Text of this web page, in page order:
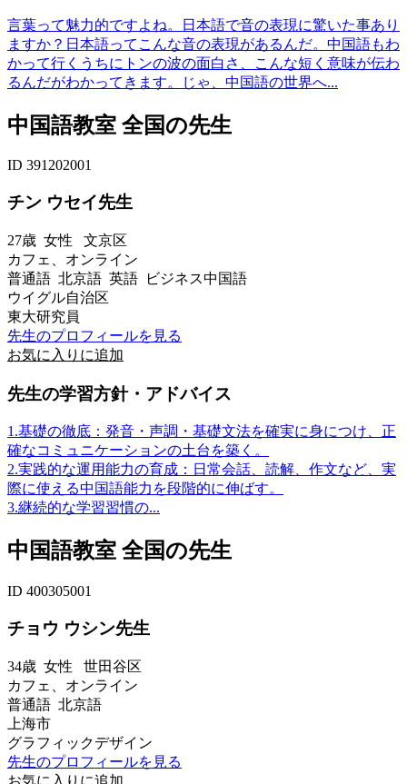
言葉って魅力的ですよね。日本語で音の表現に驚いた事あり
ますか？日本語ってこんな音の表現があるんだ。中国語もわ
かって行くうちにトンの波の面白さ、こんな短く意味が伝わ
るんだがわかってきます。じゃ、中国語の世界へ...
中国語教室 全国の先生
ID 391202001
チン ウセイ先生
27歳 女性 文京区
カフェ、オンライン
普通語 北京語 英語 ビジネス中国語
ウイグル自治区
東大研究員
先生のプロフィールを見る
お気に入りに追加
先生の学習方針・アドバイス
1.基礎の徹底：発音・声調・基礎文法を確実に身につけ、正
確なコミュニケーションの土台を築く。
2.実践的な運用能力の育成：日常会話、読解、作文など、実
際に使える中国語能力を段階的に伸ばす。
3.継続的な学習習慣の...
中国語教室 全国の先生
ID 400305001
チョウ ウシン先生
34歳 女性 世田谷区
カフェ、オンライン
普通語 北京語
上海市
グラフィックデザイン
先生のプロフィールを見る
お気に入りに追加